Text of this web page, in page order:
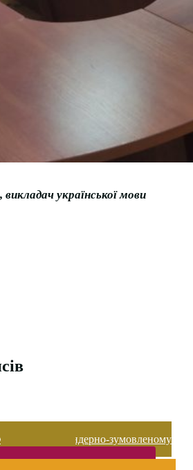
української мови
та гендерно-зумовленому